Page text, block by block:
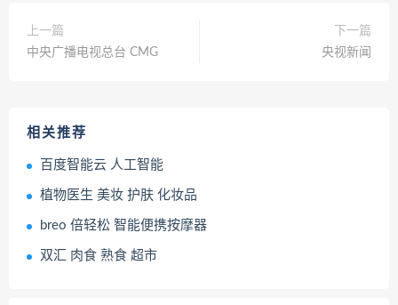
上一篇
中央广播电视总台 CMG
下一篇
央视新闻
相关推荐
百度智能云 人工智能
植物医生 美妆 护肤 化妆品
breo 倍轻松 智能便携按摩器
双汇 肉食 熟食 超市